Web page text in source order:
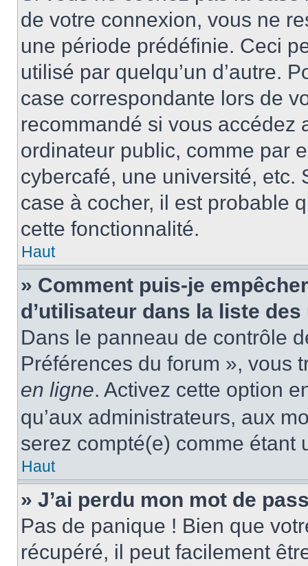
de votre connexion, vous ne
une période prédéfinie. Ceci
utilisé par quelqu’un d’autre.
case correspondante lors de
recommandé si vous accédez
ordinateur public, comme par
cybercafé, une université, etc.
case à cocher, il est probable
cette fonctionnalité.
Haut
» Comment puis-je
d’utilisateur dans la liste
Dans le panneau de contrôle
Préférences du forum », vous
en ligne. Activez cette option
qu’aux administrateurs, aux
serez compté(e) comme étant
Haut
» J’ai perdu mon mot de
Pas de panique ! Bien que
récupéré, il peut facilement